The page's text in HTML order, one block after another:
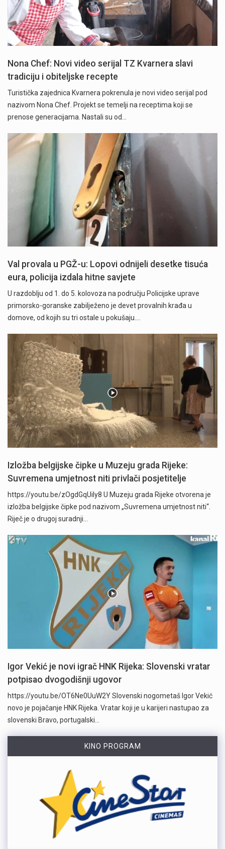
Nona Chef: Novi video serijal TZ Kvarnera slavi
tradiciju i obiteljske recepte
Turistička zajednica Kvarnera pokrenula je novi video serijal pod
nazivom Nona Chef. Projekt se temelji na receptima koji se
prenose generacijama. Nastali su od…
Val provala u PGŽ-u: Lopovi odnijeli desetke tisuća
eura, policija izdala hitne savjete
U razdoblju od 1. do 5. kolovoza na području Policijske uprave
primorsko-goranske zabilježeno je devet provalnih krađa u
domove, od kojih su tri ostale u pokušaju.…
Izložba belgijske čipke u Muzeju grada Rijeke:
Suvremena umjetnost niti privlači posjetitelje
https://youtu.be/zOgdGqUily8 U Muzeju grada Rijeke otvorena je
izložba belgijske čipke pod nazivom „Suvremena umjetnost niti“.
Riječ je o drugoj suradnji…
Igor Vekić je novi igrač HNK Rijeka: Slovenski vratar
potpisao dvogodišnji ugovor
https://youtu.be/OT6Ne0UuW2Y Slovenski nogometaš Igor Vekić
novo je pojačanje HNK Rijeka. Vratar koji je u karijeri nastupao za
slovenski Bravo, portugalski…
KINO PROGRAM